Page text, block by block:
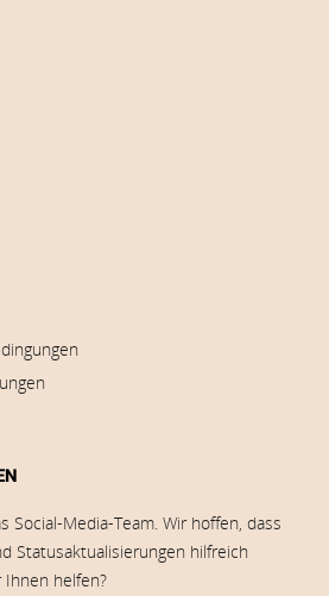
Social-Media-Team. Wir hoffen, dass
Statusaktualisierungen hilfreich
helfen?